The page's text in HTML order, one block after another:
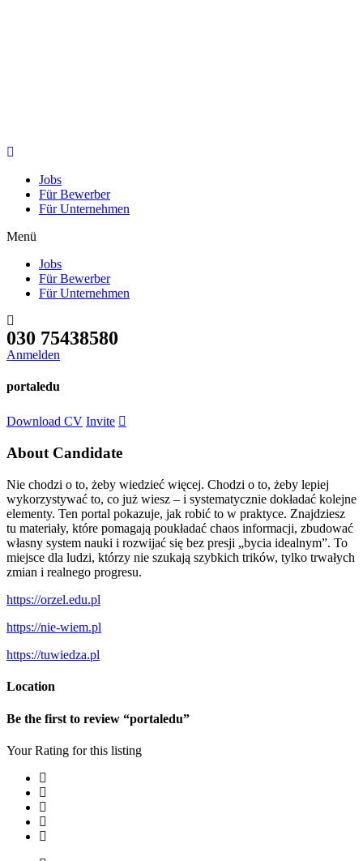
Jobs
Für Bewerber
Für Unternehmen
Menü
Jobs
Für Bewerber
Für Unternehmen
030 75438580
Anmelden
portaledu
Download CV Invite
About Candidate
Nie chodzi o to, żeby wiedzieć więcej. Chodzi o to, żeby lepiej
wykorzystywać to, co już wiesz – i systematycznie dokładać kolejne
elementy. Ten portal pokazuje, jak robić to w praktyce. Znajdziesz
tu materiały, które pomagają poukładać chaos informacji, zbudować
własny system nauki i rozwijać się bez presji „bycia idealnym”. To
miejsce dla ludzi, którzy nie szukają szybkich trików, tylko trwałych
zmian i realnego progresu.
https://orzel.edu.pl
https://nie-wiem.pl
https://tuwiedza.pl
Location
Be the first to review “portaledu”
Your Rating for this listing